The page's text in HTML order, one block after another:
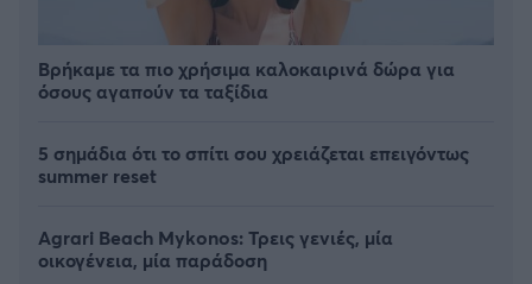
Βρήκαμε τα πιο χρήσιμα καλοκαιρινά δώρα για
όσους αγαπούν τα ταξίδια
5 σημάδια ότι το σπίτι σου χρειάζεται επειγόντως
summer reset
Agrari Beach Mykonos: Τρεις γενιές, μία
οικογένεια, μία παράδοση